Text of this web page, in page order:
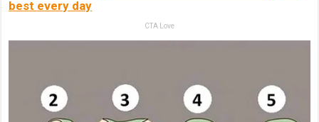
best every day
CTA Love